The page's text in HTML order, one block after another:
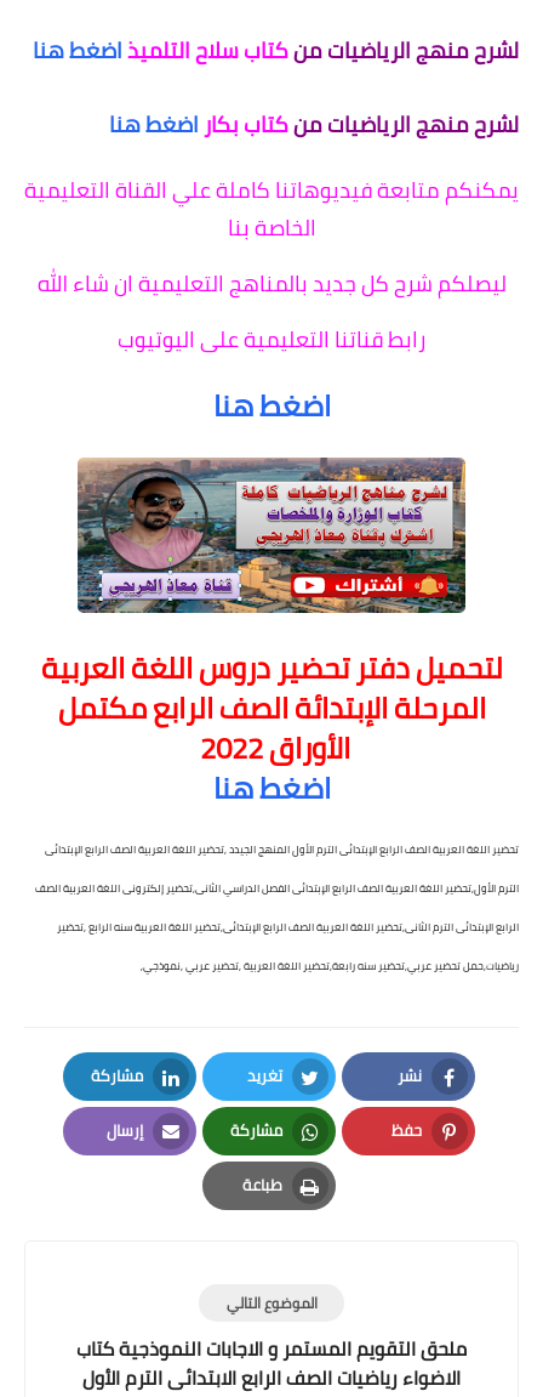
لشرح منهج الرياضيات منكتاب سلاح التلميذاضغط هنا
لشرح منهج الرياضيات منكتاب بكاراضغط هنا
يمكنكم متابعة فيديوهاتنا كاملة علي القناة التعليمية
الخاصة بنا
ليصلكم شرح كل جديد بالمناهج التعليمية ان شاء الله
رابط قناتنا التعليمية على اليوتيوب
اضغط هنا
لتحميل دفتر تحضير دروس اللغة العربية
المرحلة الإبتدائة الصف الرابع مكتمل
الأوراق2022
اضغط هنا
تحضير اللغة العربية الصف الرابع الإبتدائى الترم الأول المنهج الجيدد ,تحضير اللغة العربية الصف الرابع الإبتدائى
الترم الأول,تحضير اللغة العربية الصف الرابع الإبتدائى الفصل الدراسي الثانى,تحضير إلكترونى اللغة العربية الصف
الرابع الإبتدائى الترم الثانى,تحضير اللغة العربية الصف الرابع الإبتدائى,تحضير اللغة العربية سنه الرابع ,تحضير
رياضيات,حمل تحضير عربي,تحضير سنه رابعة,تحضير اللغة العربية ,تحضير عربي ,نموذجي,
نشر
Facebook
تغريد
Twitter
مشاركة
LinkedIn
حفظ
Pinterest
مشاركة
Whatsapp
إرسال
Email
طباعة
Print
الموضوع التالي
ملحق التقويم المستمر و الاجابات النموذجية كتاب
الاضواء رياضيات الصف الرابع الابتدائى الترم الأول